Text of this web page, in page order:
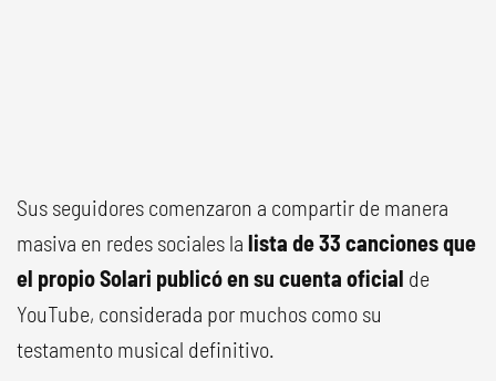
Sus seguidores comenzaron a compartir de manera
masiva en redes sociales la lista de 33 canciones que
el propio Solari publicó en su cuenta oficial de
YouTube, considerada por muchos como su
testamento musical definitivo.